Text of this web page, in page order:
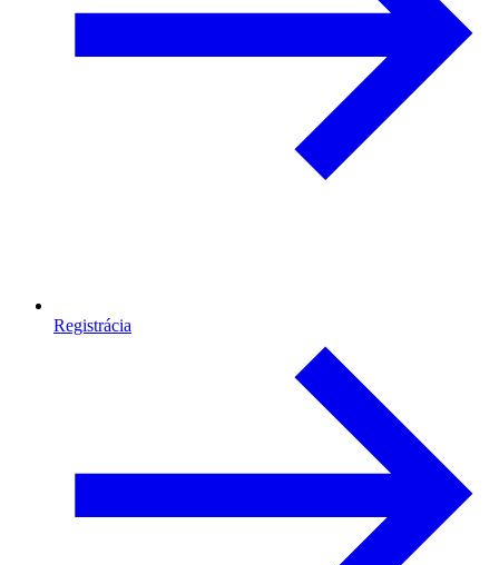
Registrácia